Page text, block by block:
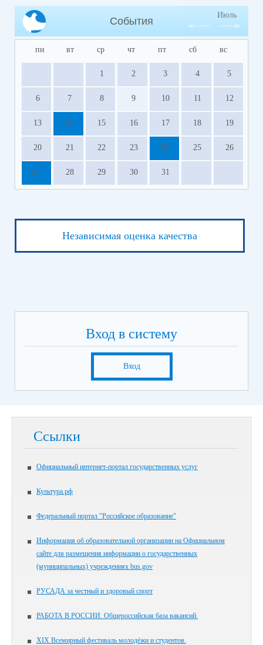
События
Июль
пн вт ср чт пт сб вс
1 2 3 4 5
6 7 8 9 10 11 12
13 14 15 16 17 18 19
20 21 22 23 24 25 26
27 28 29 30 31
Независимая оценка качества
Вход в систему
Вход
Ссылки
Официальный интернет-портал государственных услуг
Культура.рф
Федеральный портал "Российское образование"
Информация об образовательной организации на Официальном
сайте для размещения информации о государственных
(муниципальных) учреждениях bus.gov
РУСАДА за честный и здоровый спорт
РАБОТА В РОССИИ. Общероссийская база вакансий.
XIX Всемирный фестиваль молодёжи и студентов.